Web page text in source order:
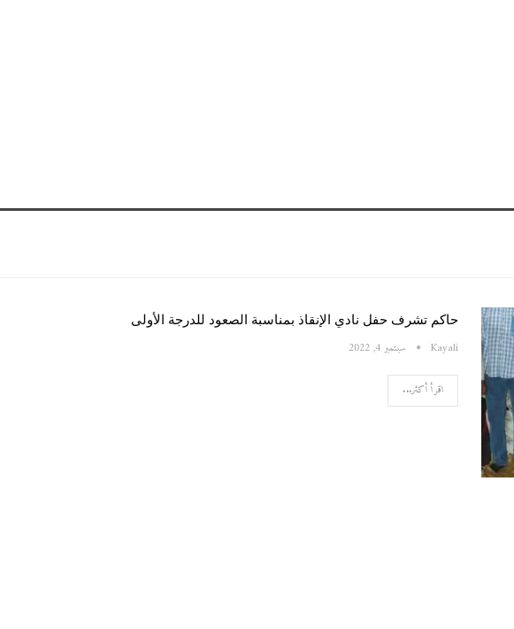
حاكم تشرف حفل نادي الإنقاذ بمناسبة الصعود للدرجة الأولى
Kayali سبتمبر 4, 2022
اقرأ أكثر...